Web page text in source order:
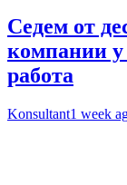
Седем от
компании у
работа
Konsultant1 week